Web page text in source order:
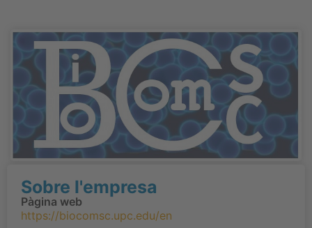
Sobre l'empresa
Pàgina web
https://biocomsc.upc.edu/en